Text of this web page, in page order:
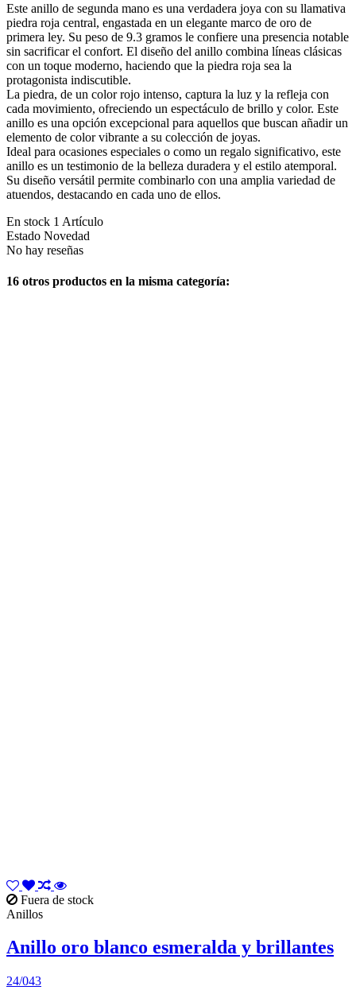
Este anillo de segunda mano es una verdadera joya con su llamativa
piedra roja central, engastada en un elegante marco de oro de
primera ley. Su peso de 9.3 gramos le confiere una presencia notable
sin sacrificar el confort. El diseño del anillo combina líneas clásicas
con un toque moderno, haciendo que la piedra roja sea la
protagonista indiscutible.
La piedra, de un color rojo intenso, captura la luz y la refleja con
cada movimiento, ofreciendo un espectáculo de brillo y color. Este
anillo es una opción excepcional para aquellos que buscan añadir un
elemento de color vibrante a su colección de joyas.
Ideal para ocasiones especiales o como un regalo significativo, este
anillo es un testimonio de la belleza duradera y el estilo atemporal.
Su diseño versátil permite combinarlo con una amplia variedad de
atuendos, destacando en cada uno de ellos.
En stock 1 Artículo
Estado Novedad
No hay reseñas
16 otros productos en la misma categoría:
Fuera de stock
Anillos
Anillo oro blanco esmeralda y brillantes
24/043